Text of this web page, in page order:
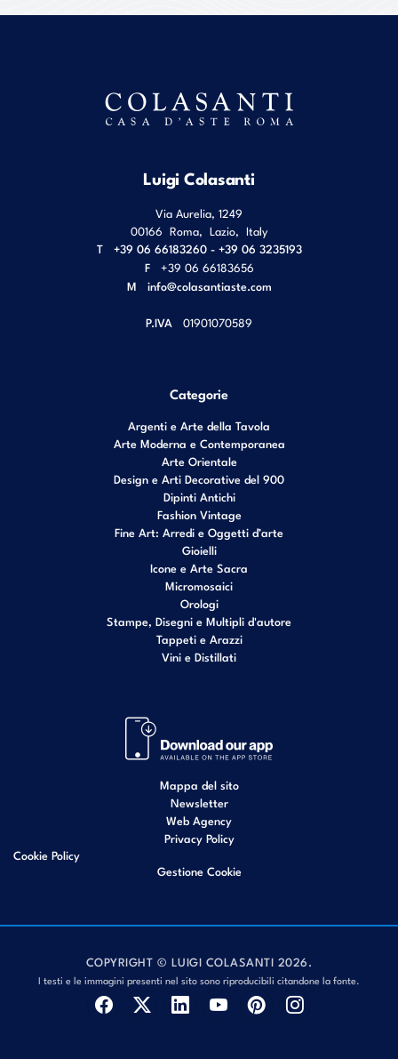
Luigi Colasanti
Via Aurelia, 1249
00166 Roma Lazio Italy
T
+39 06 66183260 - +39 06 3235193
F
+39 06 66183656
M info@colasantiaste.com
P.IVA 01901070589
Categorie
Argenti e Arte della Tavola
Arte Moderna e Contemporanea
Arte Orientale
Design e Arti Decorative del 900
Dipinti Antichi
Fashion Vintage
Fine Art: Arredi e Oggetti d’arte
Gioielli
Icone e Arte Sacra
Micromosaici
Orologi
Stampe, Disegni e Multipli d'autore
Tappeti e Arazzi
Vini e Distillati
Mappa del sito
Newsletter
Web Agency
Privacy Policy
Cookie Policy
Gestione Cookie
COPYRIGHT © LUIGI COLASANTI 2026.
I testi e le immagini presenti nel sito sono riproducibili citandone la fonte.